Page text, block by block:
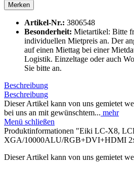
Merken
Artikel-Nr.: 3806548
Besonderheit: Mietartikel: Bitte
individuellen Mietpreis an. Der
auf einen Miettag bei einer
Logistik. Einzeltage oder auch
Sie bitte an.
Beschreibung
Beschreibung
Dieser Artikel kann von uns gemietet
bei uns an mit gewünschtem... mehr
Menü schließen
Produktinformationen "Eiki LC-X8,
XGA/10000ALU/RGB+DVI+HDMI
Dieser Artikel kann von uns gemietet